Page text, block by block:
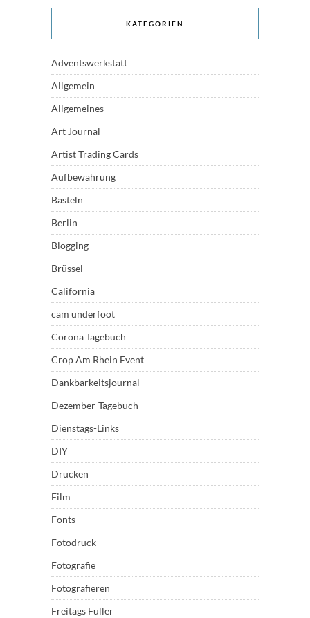
KATEGORIEN
Adventswerkstatt
Allgemein
Allgemeines
Art Journal
Artist Trading Cards
Aufbewahrung
Basteln
Berlin
Blogging
Brüssel
California
cam underfoot
Corona Tagebuch
Crop Am Rhein Event
Dankbarkeitsjournal
Dezember-Tagebuch
Dienstags-Links
DIY
Drucken
Film
Fonts
Fotodruck
Fotografie
Fotografieren
Freitags Füller